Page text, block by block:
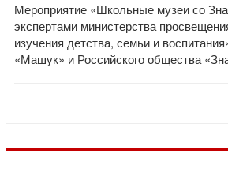
Мероприятие «Школьные музеи со
экспертами министерства
изучения детства, семьи и
«Машук» и Российского общества